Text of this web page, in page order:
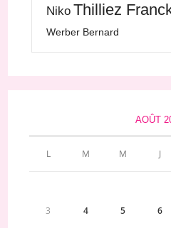
Niko Thilliez
Werber Bernard
AOÛT
L M M J
3 4 5 6